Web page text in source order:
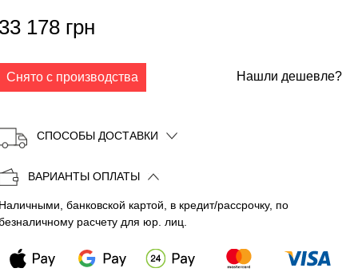
Копировать
33 178 грн
Снято с производства Нашли дешевле?
СПОСОБЫ ДОСТАВКИ
ВАРИАНТЫ ОПЛАТЫ
Наличными, банковской картой, в кредит/рассрочку, по
расчету для юр. лиц.